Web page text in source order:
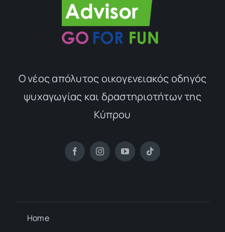
Ο νέος απόλυτος οικογενειακός οδηγός
ψυχαγωγίας και δραστηριοτήτων της
Κύπρου
Home